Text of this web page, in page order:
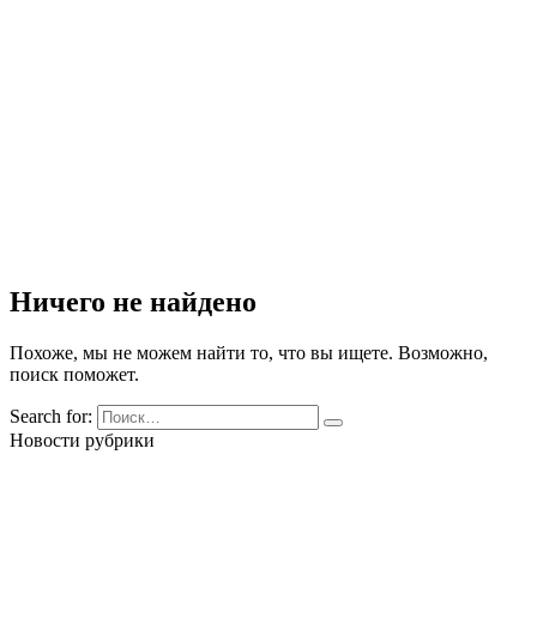
Ничего не найдено
Похоже, мы не можем найти то, что вы ищете. Возможно,
поиск поможет.
Search for:
Новости рубрики